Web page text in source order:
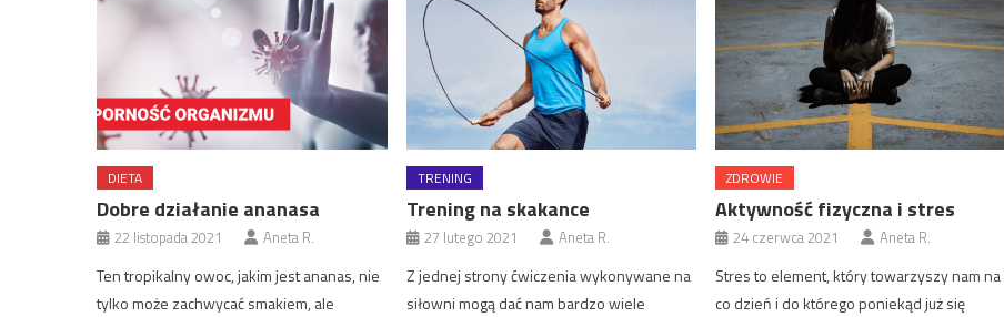
DIETA
Dobre działanie ananasa
22 listopada 2021 Aneta R.
Ten tropikalny owoc, jakim jest ananas, nie
tylko może zachwycać smakiem, ale
TRENING
Trening na skakance
27 lutego 2021 Aneta R.
Z jednej strony ćwiczenia wykonywane na
siłowni mogą dać nam bardzo wiele
ZDROWIE
Aktywność fizyczna i stres
24 czerwca 2021 Aneta R.
Stres to element, który towarzyszy nam na
co dzień i do którego poniekąd już się